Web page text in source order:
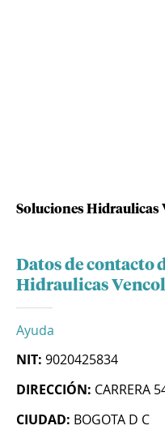
Soluciones Hidraulicas
Datos de contacto
Hidraulicas Vencol
Ayuda
NIT: 9020425834
DIRECCIÓN: CARRERA
CIUDAD: BOGOTA D C